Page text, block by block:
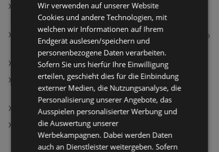
PHYSICIANS FORMULA Foundation The Healthy 1
Light Cool
Xenoblade Chronicles - Definitive Edition - Nintendo
Switch 2 [Game card]
Tefal OptiGrill Kontaktgrill GC705D
Bosch TAS112E Tassimo Style Friendly
Kaffeemaschine Real Black
ADEG Filialen in Gaißau
SodaStream Filialen in Gaißau
Wir verwenden auf unserer Website
Cookies und andere Technologien, mit
welchen wir Informationen auf Ihrem
Endgerät auslesen/speichern und
personenbezogene Daten verarbeiten.
Sofern Sie uns hierfür Ihre Einwilligung
erteilen, geschieht dies für die Einbindung
externer Medien, die Nutzungsanalyse, die
Personalisierung unserer Angebote, das
Ausspielen personalisierter Werbung und
die Auswertung unserer
Werbekampagnen. Dabei werden Daten
auch an Dienstleister weitergeben. Sofern